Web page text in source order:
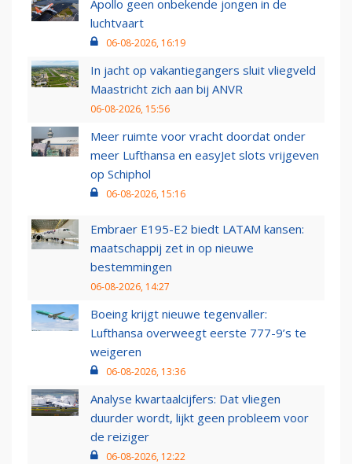
Apollo geen onbekende jongen in de
luchtvaart
06-08-2026, 16:19
In jacht op vakantiegangers sluit vliegveld
Maastricht zich aan bij ANVR
06-08-2026, 15:56
Meer ruimte voor vracht doordat onder
meer Lufthansa en easyJet slots vrijgeven
op Schiphol
06-08-2026, 15:16
Embraer E195-E2 biedt LATAM kansen:
maatschappij zet in op nieuwe
bestemmingen
06-08-2026, 14:27
Boeing krijgt nieuwe tegenvaller:
Lufthansa overweegt eerste 777-9’s te
weigeren
06-08-2026, 13:36
Analyse kwartaalcijfers: Dat vliegen
duurder wordt, lijkt geen probleem voor
de reiziger
06-08-2026, 12:22